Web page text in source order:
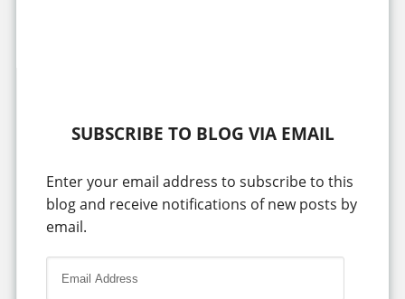
SUBSCRIBE TO BLOG VIA EMAIL
Enter your email address to subscribe to this
blog and receive notifications of new posts by
email.